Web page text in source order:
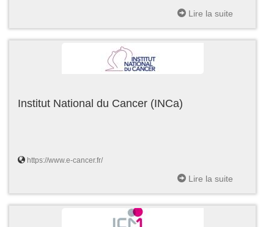
Lire la suite
Institut National du Cancer (INCa)
https://www.e-cancer.fr/
Lire la suite